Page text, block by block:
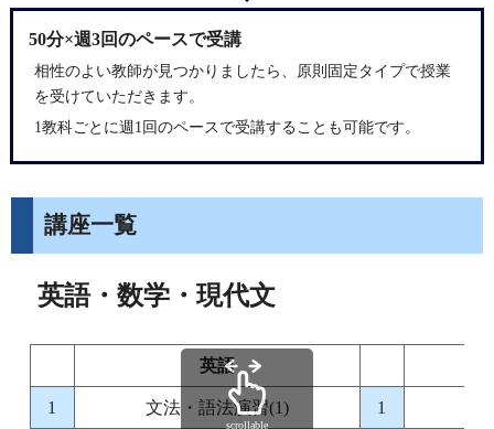
50分×週3回のペースで受講
相性のよい教師が見つかりましたら、原則固定タイプで授業
を受けていただきます。
1教科ごとに週1回のペースで受講することも可能です。
講座一覧
英語・数学・現代文
英語
1 文法・語法演習(1) 1
scrollable